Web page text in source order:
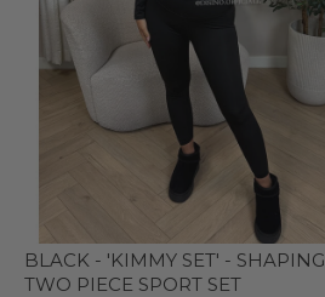
BLACK - 'KIMMY SET' - SHAPING
TWO PIECE SPORT SET